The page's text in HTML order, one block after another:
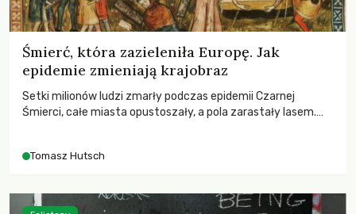
Śmierć, która zazieleniła Europę. Jak
epidemie zmieniają krajobraz
Setki milionów ludzi zmarły podczas epidemii Czarnej
Śmierci, całe miasta opustoszały, a pola zarastały lasem.
największych katastrof w swoich dziejach.
Tomasz Hutsch